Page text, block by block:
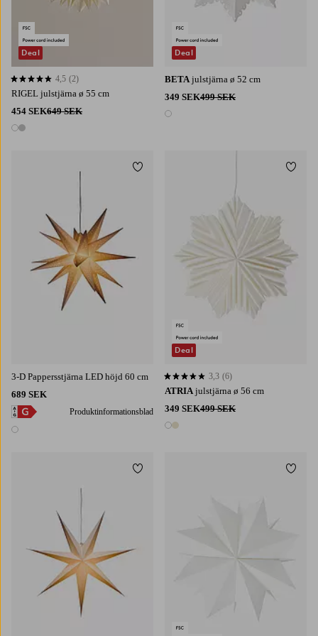
RIGEL julstjärna ø 55 cm
454 SEK649 SEK
2 färger
4,5 baserat på 2 st betyg
4,5 (2)
Deal
BETA julstjärna ø 52 cm
349 SEK499 SEK
1 färg
Deal
3-D Pappersstjärna LED höjd 60 cm
689 SEK
Produktinformationsblad
1 färg
Lägg till i favoriter
ATRIA julstjärna ø 56 cm
349 SEK499 SEK
2 färger
3,3 baserat på 6 st betyg
3,3 (6)
Deal
Lägg
Lägg till i favoriter Lägg